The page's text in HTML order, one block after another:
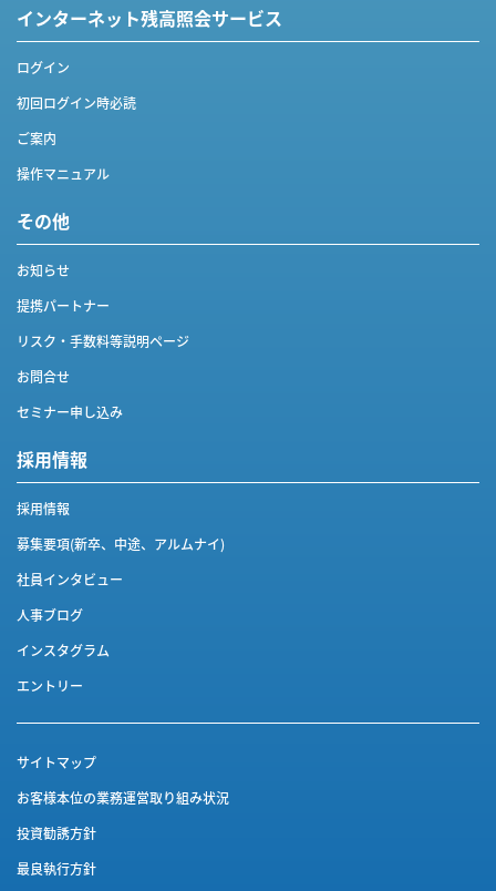
インターネット残高照会サービス
ログイン
初回ログイン時必読
ご案内
操作マニュアル
その他
お知らせ
提携パートナー
リスク・手数料等説明ページ
お問合せ
セミナー申し込み
採用情報
採用情報
募集要項(新卒、中途、アルムナイ)
社員インタビュー
人事ブログ
インスタグラム
エントリー
サイトマップ
お客様本位の業務運営取り組み状況
投資勧誘方針
最良執行方針